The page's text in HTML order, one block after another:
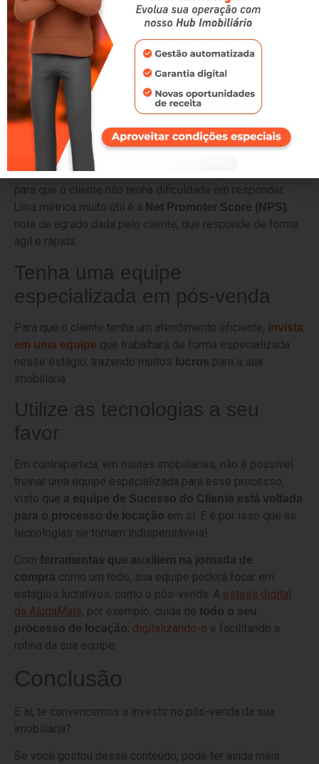
empatia e carinho pela empresa, incentivando
fidelização e a propaganda
Pesquisa de satisfação
Pode parecer óbvio, mas não há nenhuma forma mais
clara de entender o nível de satisfação do cliente do que
simplesmente perguntar. E, para isso, usamos as
famosas pesquisas de satisfação.
É importante utilizar ferramentas tecnológicas e práticas,
para que o cliente não tenha dificuldade em responder.
Uma métrica muito útil é a Net Promoter Score (NPS),
nota de agrado dada pelo cliente, que responde de forma
ágil e rápida.
Tenha uma equipe
especializada em pós-venda
Para que o cliente tenha um atendimento eficiente, invista
em uma equipe que trabalhará de forma especializada
nesse estágio, trazendo muitos lucros para a sua
imobiliária.
Utilize as tecnologias a seu
favor
Em contrapartida, em muitas imobiliárias, não é possível
treinar uma equipe especializada para esse processo,
visto que a equipe de Sucesso do Cliente está voltada
para o processo de locação em si. E é por isso que as
tecnologias se tornam indispensáveis!
Com ferramentas que auxiliem na jornada de
compra como um todo, sua equipe poderá focar em
estágios lucrativos, como o pós-venda. A esteira digital
da AlugaMais, por exemplo, cuida de todo o seu
processo de locação, digitalizando-o e facilitando a
rotina da sua equipe.
Conclusão
E aí, te convencemos a investir no pós-venda da sua
imobiliária?
Se você gostou desse conteúdo, pode ter ainda mais